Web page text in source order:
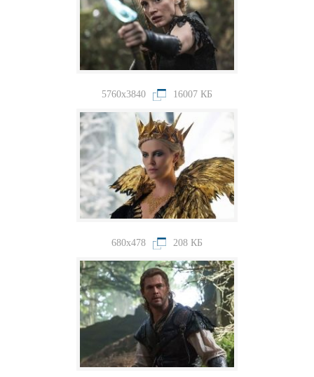
5760x3840 16007 КБ
680x478 208 КБ